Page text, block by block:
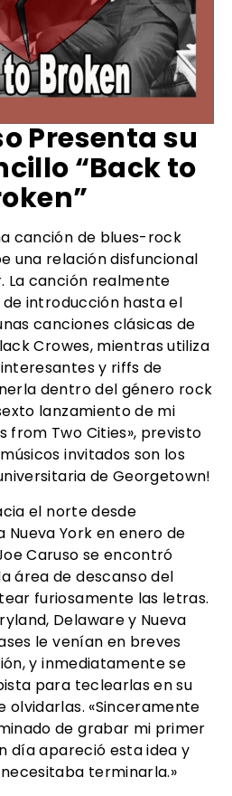
Presenta su
“Back to
canción de blues-rock
una relación disfuncional
La canción realmente
introducción hasta el
canciones clásicas de
Crowes, mientras utiliza
y riffs de
dentro del género rock
lanzamiento de mi
from Two Cities», previsto
invitados son los
de Georgetown!
el norte desde
Nueva York en enero de
Caruso se encontró
área de descanso del
furiosamente las letras.
Delaware y Nueva
le venían en breves
y inmediatamente se
para teclearlas en su
«Sinceramente
de grabar mi primer
día apareció esta idea y
terminarla.»